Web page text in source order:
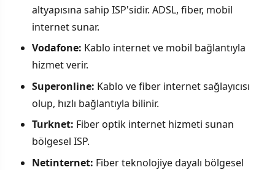
altyapısına sahip ISP'sidir. ADSL, fiber, mobil
internet sunar.
Vodafone: Kablo internet ve mobil bağlantıyla
hizmet verir.
Superonline: Kablo ve fiber internet sağlayıcısı
olup, hızlı bağlantıyla bilinir.
Turknet: Fiber optik internet hizmeti sunan
bölgesel ISP.
Netinternet: Fiber teknolojiye dayalı bölgesel